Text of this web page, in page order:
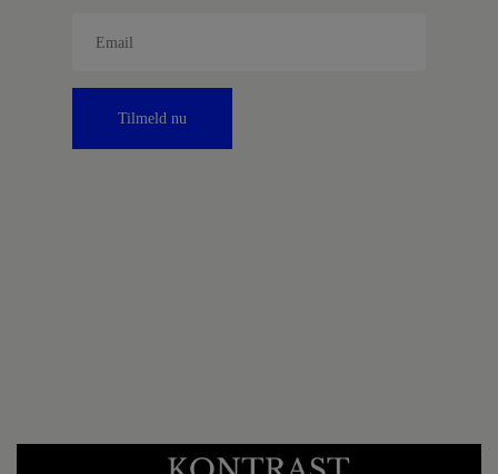
Tilmeld nu